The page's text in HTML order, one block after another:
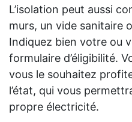
L’isolation peut aussi
murs, un vide sanitaire
Indiquez bien votre ou
formulaire d’éligibilité.
vous le souhaitez
l’état, qui vous
propre électricité.